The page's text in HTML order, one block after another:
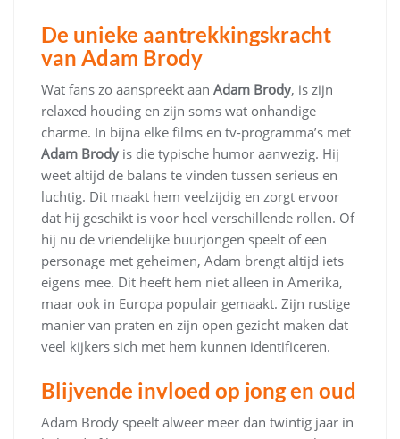
De unieke aantrekkingskracht
van Adam Brody
Wat fans zo aanspreekt aan Adam Brody, is zijn
relaxed houding en zijn soms wat onhandige
charme. In bijna elke films en tv-programma’s met
Adam Brody is die typische humor aanwezig. Hij
weet altijd de balans te vinden tussen serieus en
luchtig. Dit maakt hem veelzijdig en zorgt ervoor
dat hij geschikt is voor heel verschillende rollen. Of
hij nu de vriendelijke buurjongen speelt of een
personage met geheimen, Adam brengt altijd iets
eigens mee. Dit heeft hem niet alleen in Amerika,
maar ook in Europa populair gemaakt. Zijn rustige
manier van praten en zijn open gezicht maken dat
veel kijkers sich met hem kunnen identificeren.
Blijvende invloed op jong en oud
Adam Brody speelt alweer meer dan twintig jaar in